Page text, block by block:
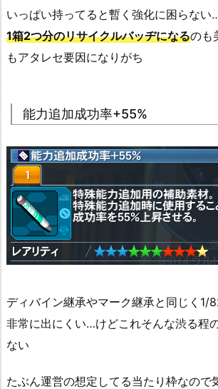
いっぱい持ってると暫く強化に困らない
1箱2つ分のリサイクルバッヂになるのも
もアタレセ要因になりがち
能力追加成功率+55%
ディバイン継承やマーク継承と同じく1/
非常に出にくい…けどこれそんな渋る程
ない
たぶん運営の想定してる当たり枠なので